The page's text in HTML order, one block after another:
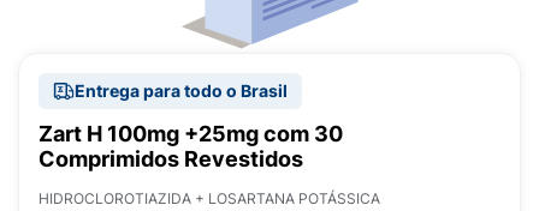
Entrega para todo o Brasil
Zart H 100mg +25mg com 30
Comprimidos Revestidos
HIDROCLOROTIAZIDA + LOSARTANA POTÁSSICA